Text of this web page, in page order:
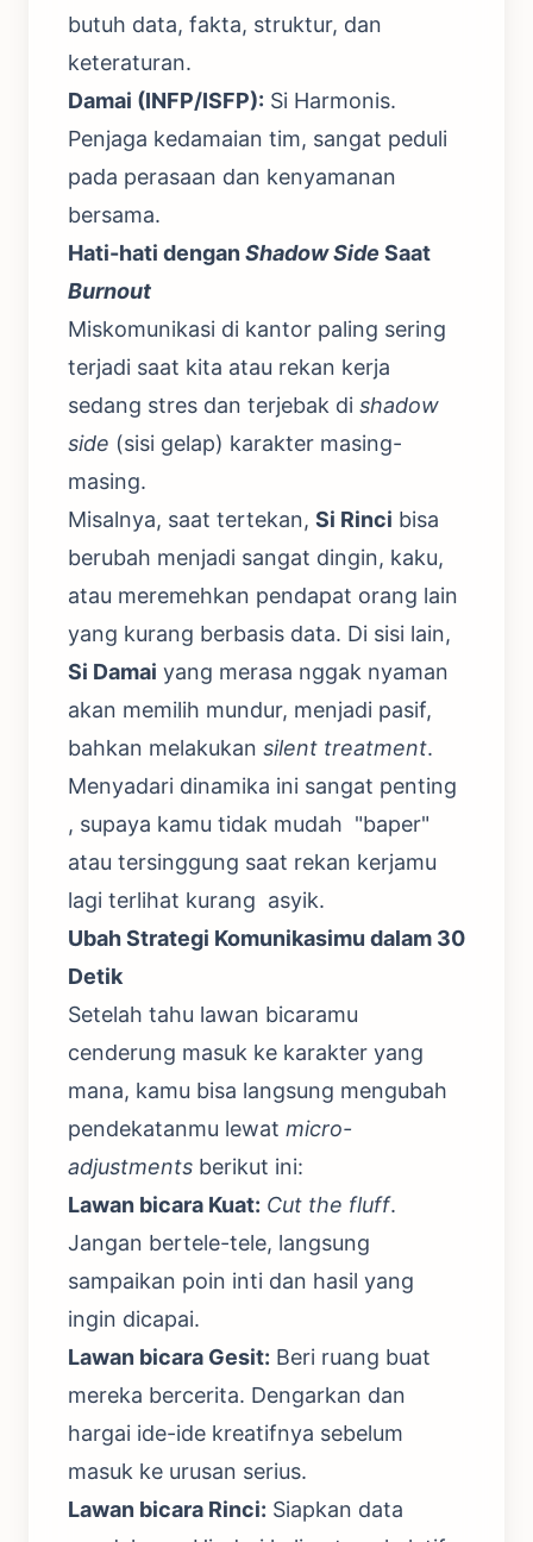
butuh data, fakta, struktur, dan
keteraturan.
Damai (INFP/ISFP): Si Harmonis.
Penjaga kedamaian tim, sangat peduli
pada perasaan dan kenyamanan
bersama.
Hati-hati denganShadow Side Saat
Burnout
Miskomunikasi di kantor paling sering
terjadi saat kita atau rekan kerja
sedang stres dan terjebak di shadow
side (sisi gelap) karakter masing-
masing.
Misalnya, saat tertekan, Si Rinci bisa
berubah menjadi sangat dingin, kaku,
atau meremehkan pendapat orang lain
yang kurang berbasis data. Di sisi lain,
Si Damai yang merasa nggak nyaman
akan memilih mundur, menjadi pasif,
bahkan melakukan silent treatment.
Menyadari dinamika ini sangat penting
, supaya kamu tidak mudah "baper"
atau tersinggung saat rekan kerjamu
lagi terlihat kurang asyik.
Ubah Strategi Komunikasimu dalam 30
Detik
Setelah tahu lawan bicaramu
cenderung masuk ke karakter yang
mana, kamu bisa langsung mengubah
pendekatanmu lewat micro-
adjustments berikut ini:
Lawan bicara Kuat: Cut the fluff.
Jangan bertele-tele, langsung
sampaikan poin inti dan hasil yang
ingin dicapai.
Lawan bicara Gesit: Beri ruang buat
mereka bercerita. Dengarkan dan
hargai ide-ide kreatifnya sebelum
masuk ke urusan serius.
Lawan bicara Rinci: Siapkan data